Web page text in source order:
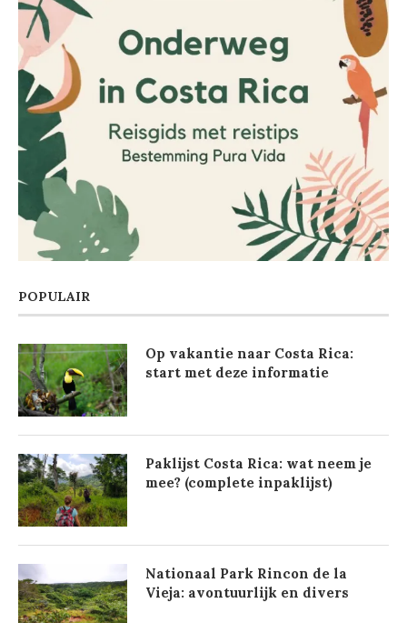
POPULAIR
Op vakantie naar Costa Rica:
start met deze informatie
Paklijst Costa Rica: wat neem je
mee? (complete inpaklijst)
Nationaal Park Rincon de la
Vieja: avontuurlijk en divers